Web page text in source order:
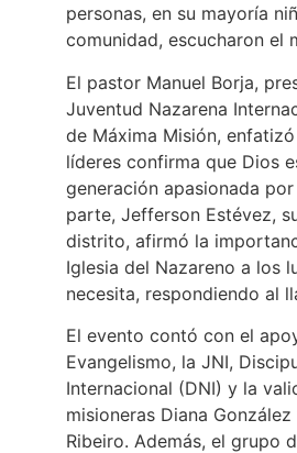
personas, en su mayoría
comunidad, escucharon el
El pastor Manuel Borja,
Juventud Nazarena
de Máxima Misión,
líderes confirma que Dios
generación apasionada
parte, Jefferson Estévez,
distrito, afirmó la
Iglesia del Nazareno a los
necesita, respondiendo al
El evento contó con el
Evangelismo, la JNI,
Internacional (DNI) y la
misioneras Diana
Ribeiro. Además, el grupo